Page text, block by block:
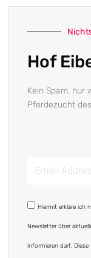
Hof
Kein Spam, nur
Pferdezucht
Email
DSGVO
Hiermit erkläre ich
Newsletter über
informieren darf.